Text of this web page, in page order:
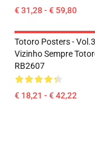
€ 31,28 - € 59,80
Totoro Posters -
Vizinho Sempre
RB2607
€ 18,21 - € 42,22